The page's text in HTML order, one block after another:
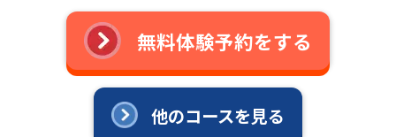
無料体験予約をする
他のコースを見る